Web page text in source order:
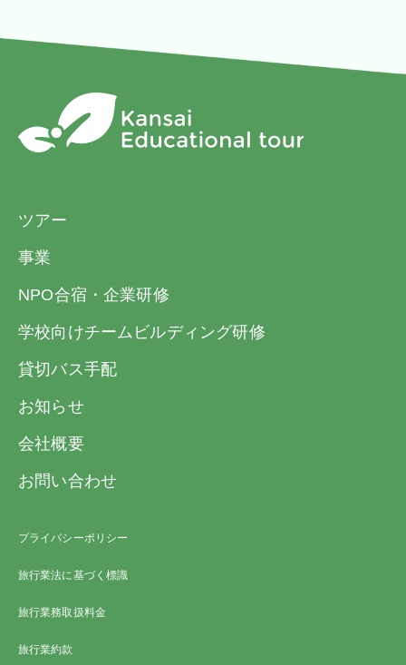
ツアー
事業
NPO合宿・企業研修
学校向けチームビルディング研修
貸切バス手配
お知らせ
会社概要
お問い合わせ
プライバシーポリシー
旅行業法に基づく標識
旅行業務取扱料金
旅行業約款